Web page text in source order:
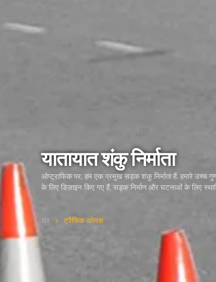
यातायात शंकु निर्माता
ओप्ट्राफिक पर, हम एक प्रमुख सड़क शंकु निर्माता हैं. हमारे उच्च
के लिए डिज़ाइन किए गए हैं, सड़क निर्माण और घटनाओं के लिए
घर > ट्रैफिक कोनस